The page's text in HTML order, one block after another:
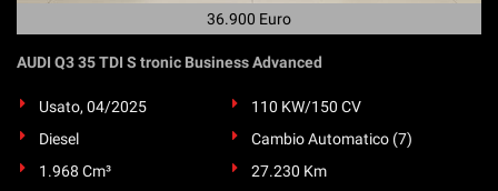
36.900 Euro
AUDI Q3 35 TDI S tronic Business Advanced
Usato, 04/2025
110 KW/150 CV
Diesel
Cambio Automatico (7)
1.968 Cm³
27.230 Km